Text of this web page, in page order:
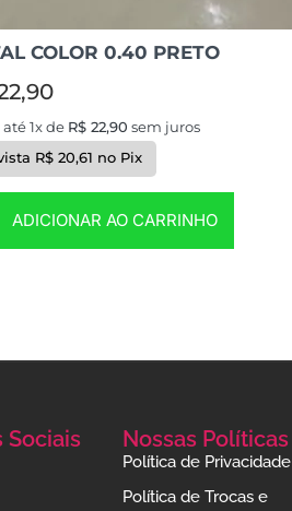
COLOR 0.40 PRETO
1x de R$ 22,90 sem juros
R$20,61 no Pix
ADICIONAR AO CARRINHO
Sociais Nossas Políticas
Política de Privacidade
Política de Trocas e